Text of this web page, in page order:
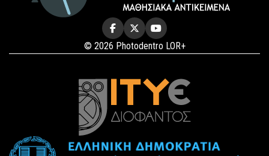
© 2026 Photodentro LOR+